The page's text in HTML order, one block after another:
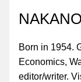
Born in 1954.
Economics,
editor/writer.